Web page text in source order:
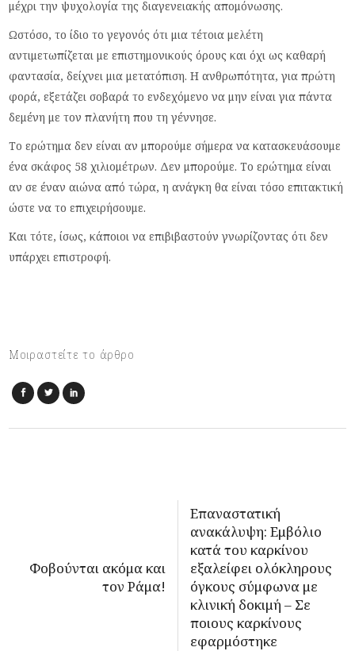
μέχρι την ψυχολογία της διαγενειακής απομόνωσης.
Ωστόσο, το ίδιο το γεγονός ότι μια τέτοια μελέτη
αντιμετωπίζεται με επιστημονικούς όρους και όχι ως καθαρή
φαντασία, δείχνει μια μετατόπιση. Η ανθρωπότητα, για πρώτη
φορά, εξετάζει σοβαρά το ενδεχόμενο να μην είναι για πάντα
δεμένη με τον πλανήτη που τη γέννησε.
Το ερώτημα δεν είναι αν μπορούμε σήμερα να κατασκευάσουμε
ένα σκάφος 58 χιλιομέτρων. Δεν μπορούμε. Το ερώτημα είναι
αν σε έναν αιώνα από τώρα, η ανάγκη θα είναι τόσο επιτακτική
ώστε να το επιχειρήσουμε.
Και τότε, ίσως, κάποιοι να επιβιβαστούν γνωρίζοντας ότι δεν
υπάρχει επιστροφή.
Μοιραστείτε το άρθρο
Φοβούνται ακόμα και
τον Ράμα!
Επαναστατική
ανακάλυψη: Εμβόλιο
κατά του καρκίνου
εξαλείφει ολόκληρους
όγκους σύμφωνα με
κλινική δοκιμή – Σε
ποιους καρκίνους
εφαρμόστηκε